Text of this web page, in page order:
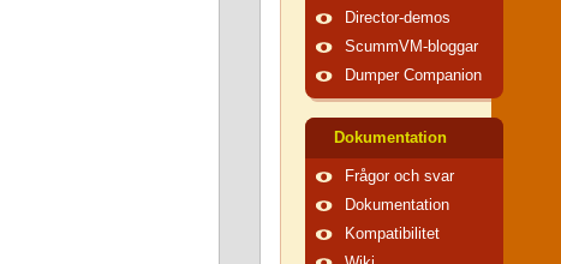
Director-demos
ScummVM-bloggar
Dumper Companion
Dokumentation
Frågor och svar
Dokumentation
Kompatibilitet